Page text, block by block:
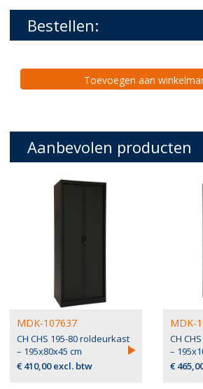
Bestellen:
Toevoegen aan
Aanbevolen producten
MDK-107637
CH CHS 195-80 roldeurkast
– 195x80x45 cm
€ 410,00 excl. btw
MDK-
CH
–
€